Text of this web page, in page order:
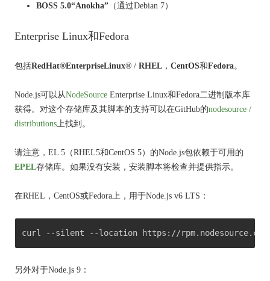
BOSS 5.0“Anokha” （通过Debian 7）
Enterprise Linux和Fedora
包括RedHat®EnterpriseLinux® / RHEL ， CentOS和Fedora。
Node.js可以从NodeSource Enterprise Linux和Fedora二进制版本库
获得。 对这个存储库及其脚本的支持可以在GitHub的nodesource /
distributions 上找到 。
请注意，EL 5（RHEL5和CentOS 5）的Node.js包依赖于可用 的
EPEL存储库。 如果没有安装，安装脚本将检查并提供指示。
在RHEL，CentOS或Fedora上，用于Node.js v6 LTS：
curl --silent --location https://
另外对于Node.js 9：